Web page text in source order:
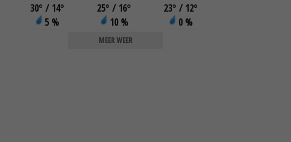
30° / 14°
5 %
25° / 16°
10 %
23° / 12°
0 %
MEER WEER